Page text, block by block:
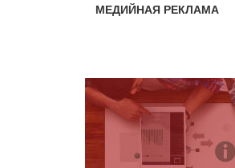
МЕДИЙНАЯ РЕКЛАМА